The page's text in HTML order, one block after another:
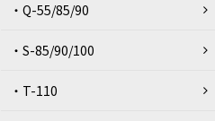
・Q-55/85/90
・S-85/90/100
・T-110